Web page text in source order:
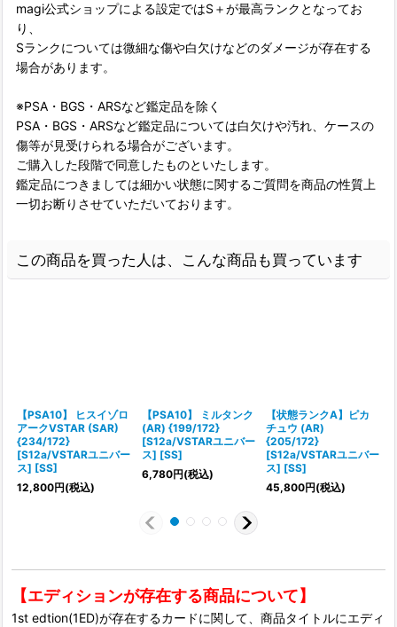
magi公式ショップによる設定ではS＋が最高ランクとなってお
り、
Sランクについては微細な傷や白欠けなどのダメージが存在する
場合があります。
※PSA・BGS・ARSなど鑑定品を除く
PSA・BGS・ARSなど鑑定品については白欠けや汚れ、ケースの
傷等が見受けられる場合がございます。
ご購入した段階で同意したものといたします。
鑑定品につきましては細かい状態に関するご質問を商品の性質上
一切お断りさせていただいております。
この商品を買った人は、こんな商品も買っています
【PSA10】 ヒスイゾロ
アークVSTAR (SAR)
{234/172}
[S12a/VSTARユニバー
ス] [SS]
12,800円(税込)
【PSA10】 ミルタンク
(AR) {199/172}
[S12a/VSTARユニバー
ス] [SS]
6,780円(税込)
【状態ランクA】ピカ
チュウ (AR)
{205/172}
[S12a/VSTARユニバー
ス] [SS]
45,800円(税込)
【エディションが存在する商品について】
1st edtion(1ED)が存在するカードに関して、商品タイトルにエディ